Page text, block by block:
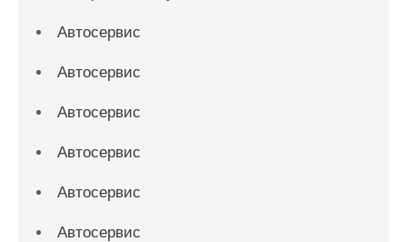
Автосервис
Автосервис
Автосервис
Автосервис
Автосервис
Автосервис